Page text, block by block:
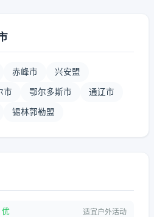
赤峰市 兴安盟
市 鄂尔多斯市 通辽市
锡林郭勒盟
优 适宜户外活动